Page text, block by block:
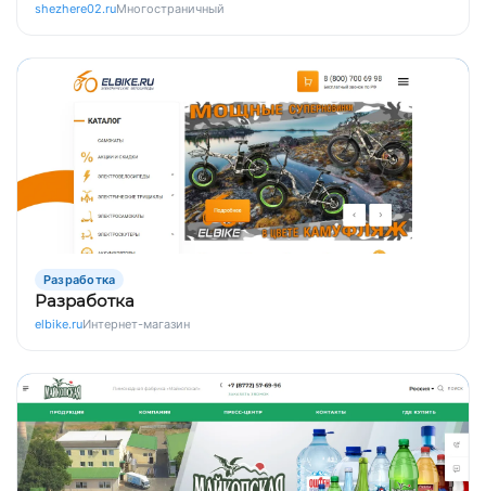
shezhere02.ruМногостраничный
Разработка
Разработка
elbike.ruИнтернет-магазин